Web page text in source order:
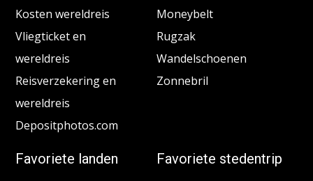
Kosten wereldreis
Vliegticket en
wereldreis
Reisverzekering en
wereldreis
Depositphotos.com
Moneybelt
Rugzak
Wandelschoenen
Zonnebril
Favoriete landen Favoriete stedentrip